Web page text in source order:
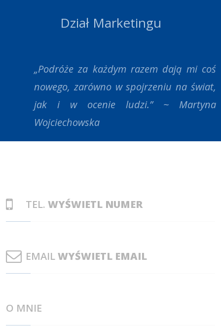
Dział Marketingu
„Podróże za każdym razem dają mi coś
nowego, zarówno w spojrzeniu na świat,
jak i w ocenie ludzi.” ~ Martyna
Wojciechowska
TEL. WYŚWIETL NUMER
EMAILWYŚWIETL EMAIL
O MNIE